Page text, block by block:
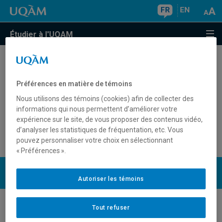
FR EN
Étudier à l'UQAM
Quels sont les cours offerts
exclusivement par Internet?
L'information sur les cours offerts exclusivement par
Internet est disponible à la pageCours offerts en ligne
UQAM
Préférences en matière de témoins
Nous utilisons des témoins (cookies) afin de collecter des
informations qui nous permettent d’améliorer votre
expérience sur le site, de vous proposer des contenus vidéo,
d’analyser les statistiques de fréquentation, etc. Vous
pouvez personnaliser votre choix en sélectionnant
« Préférences ».
Tout refuser
Autoriser les témoins